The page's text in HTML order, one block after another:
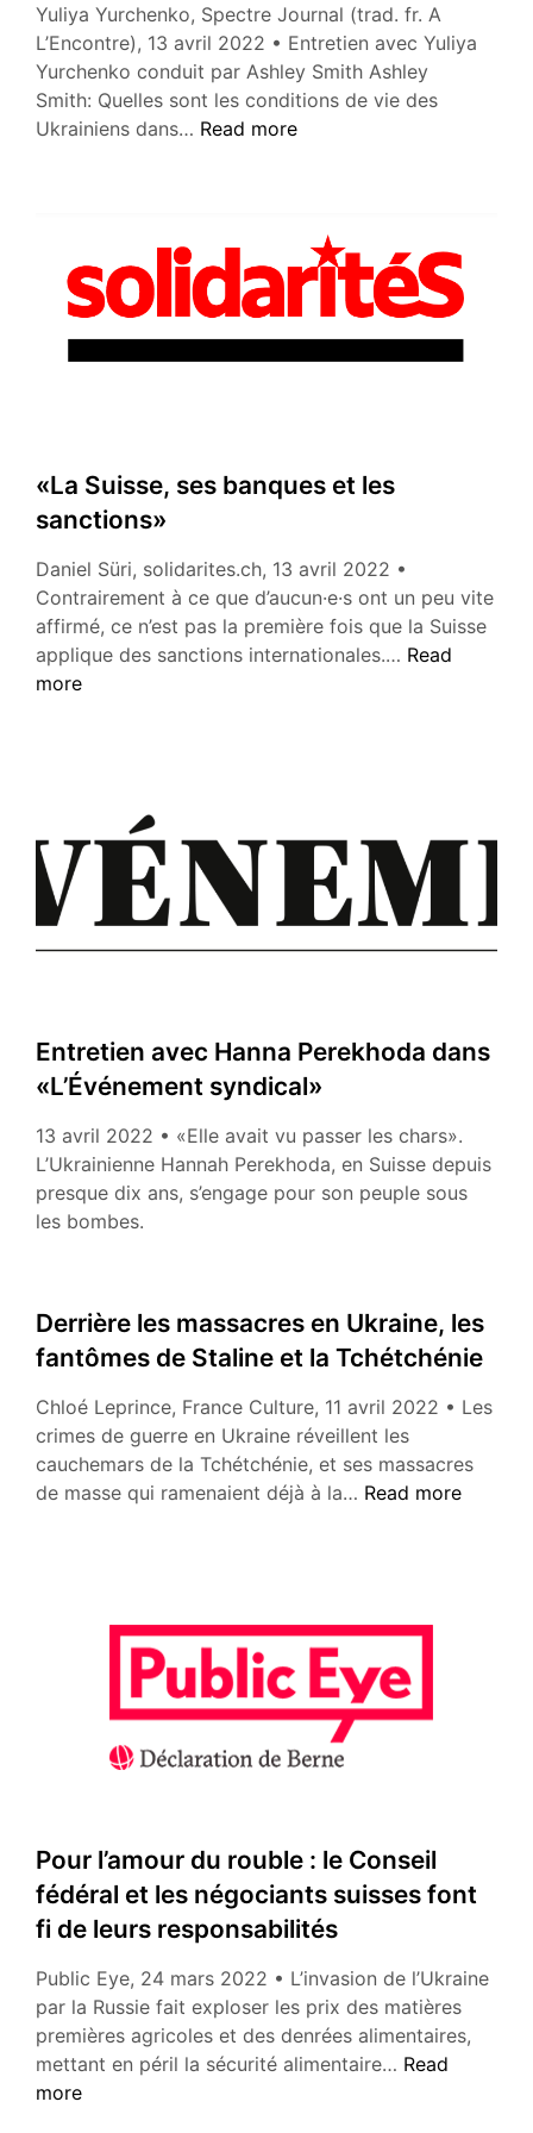
de
la
izquierda
española
Yuliya Yurchenko, Spectre Journal (trad. fr. A
L’Encontre), 13 avril 2022 • Entretien avec Yuliya
Yurchenko conduit par Ashley Smith Ashley
Smith: Quelles sont les conditions de vie des
Ukrainiens dans… «La
l’Ukraine
(I)»
Read more
«La Suisse, ses banques et les
sanctions»
Daniel Süri, solidarites.ch, 13 avril 2022 •
Contrairement à ce que d’aucun·e·s ont un peu vite
affirmé, ce n’est pas la première fois que la Suisse
applique des sanctions internationales.… «La
Read
more
Entretien avec Hanna Perekhoda dans
«L’Événement syndical»
13 avril 2022 • «Elle avait vu passer les chars».
L’Ukrainienne Hannah Perekhoda, en Suisse depuis
presque dix ans, s’engage pour son peuple sous
les bombes.
Derrière les massacres en Ukraine, les
fantômes de Staline et la Tchétchénie
Chloé Leprince, France Culture, 11 avril 2022 • Les
crimes de guerre en Ukraine réveillent les
cauchemars de la Tchétchénie, et ses massacres
de masse qui ramenaient déjà à la… Derrière
les
fantômes
de
Staline
Read more
Pour l’amour du rouble : le Conseil
fédéral et les négociants suisses font
fi de leurs responsabilités
Public Eye, 24 mars 2022 • L’invasion de l’Ukraine
par la Russie fait exploser les prix des matières
premières agricoles et des denrées alimentaires,
mettant en péril la sécurité alimentaire… Pour
Read
more